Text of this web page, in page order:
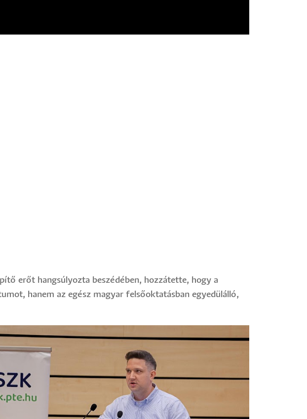
erőt hangsúlyozta beszédében, hozzátette, hogy a
hanem az egész magyar felsőoktatásban egyedülálló,